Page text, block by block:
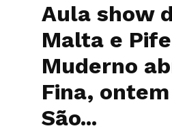
Aula show
Malta e Pife
Muderno
Fina,
São...